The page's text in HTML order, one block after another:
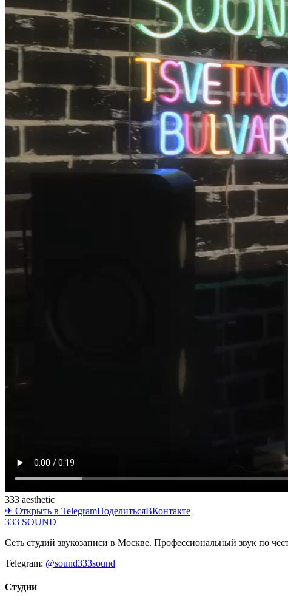
333 aesthetic
✈ Открыть в TelegramПоделитьсяВКонтакте
333 SOUND
Сеть студий звукозаписи в Москве. Профессиональный звук по
Telegram: @sound333sound
Студии